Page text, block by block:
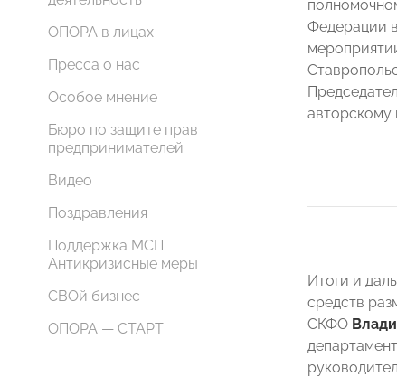
ОПОРА в лицах
Пресса о нас
Особое мнение
Бюро по защите прав
предпринимателей
Видео
Поздравления
Поддержка МСП.
Антикризисные меры
СВОй бизнес
ОПОРА — СТАРТ
Федерации
авторскому
Итоги и
средств
СКФО